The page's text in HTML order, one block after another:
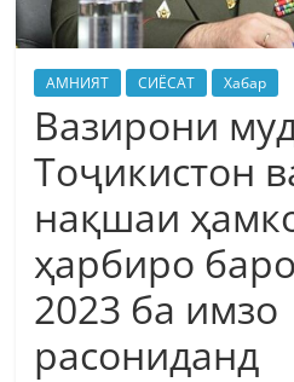
АМНИЯТ СИЁСАТ Хабар
Вазирони
Тоҷикистон
нақшаи
ҳарбиро
2023 ба имзо
расониданд